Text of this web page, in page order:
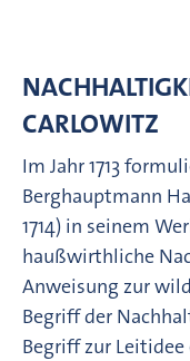
ARLOWITZ
Im Jahr 1713
Berghauptmann
1714) in seinem
haußwirthliche
Anweisung zur
Begriff der
Begriff zur